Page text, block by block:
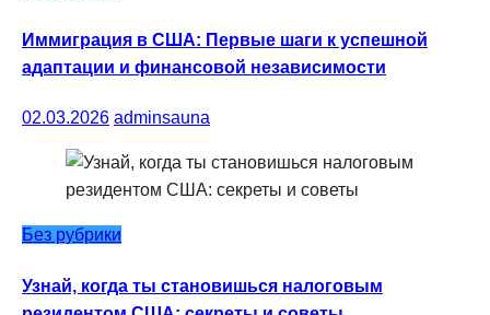
Иммиграция в США: Первые шаги к успешной
адаптации и финансовой независимости
02.03.2026 adminsauna
Без рубрики
Узнай, когда ты становишься налоговым